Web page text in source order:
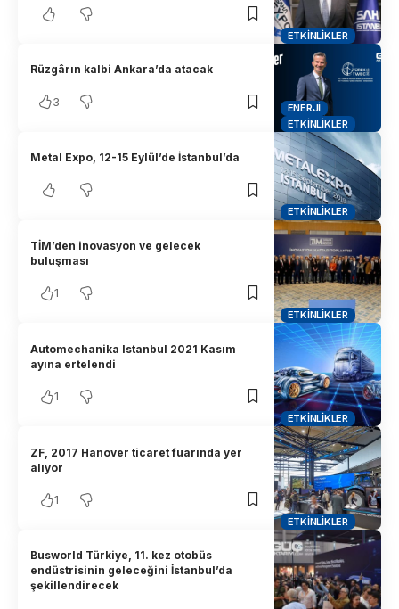
ETKINLIKLER
ENERJI
ETKINLIKLER
Rüzgârın kalbi Ankara’da atacak
3
ETKINLIKLER
Metal Expo, 12-15 Eylül’de İstanbul’da
ETKINLIKLER
TİM’den inovasyon ve gelecek
buluşması
1
ETKINLIKLER
Automechanika Istanbul 2021 Kasım
ayına ertelendi
1
ETKINLIKLER
ZF, 2017 Hanover ticaret fuarında yer
alıyor
1
Busworld Türkiye, 11. kez otobüs
endüstrisinin geleceğini İstanbul’da
şekillendirecek